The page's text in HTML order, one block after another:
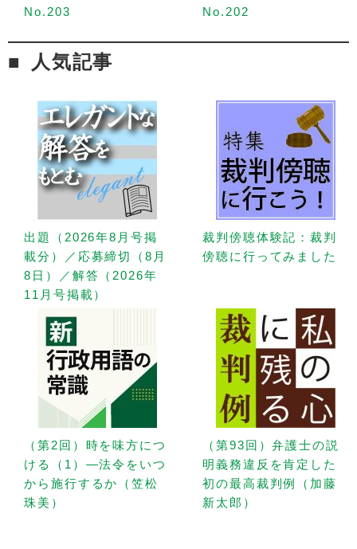
No.203
No.202
人気記事
出題（2026年8月号掲
載分）／応募締切（8月
8日）／解答（2026年
11月号掲載）
裁判傍聴体験記：裁判
傍聴に行ってみました
（第2回）時を味方につ
ける（1）—法令をいつ
から施行するか（笠松
珠美）
（第93回）弁護士の説
明義務違反を肯定した
初の最高裁判例（加藤
新太郎）